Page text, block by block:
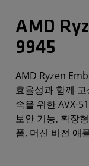
AMD
9945
AMD Ryzen
효율성과 함께
속을 위한 AVX-
보안 기능, 확장
폼, 머신 비전 애